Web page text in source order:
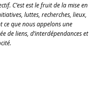
C’est est le fruit de la mise en
luttes, recherches, lieux,
ce que nous appelons une
de liens, d’interdépendances et